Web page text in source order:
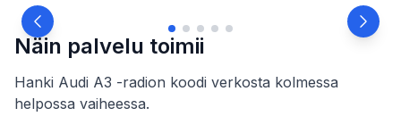
Näin palvelu toimii
Hanki Audi A3 -radion koodi verkosta kolmessa
helpossa vaiheessa.